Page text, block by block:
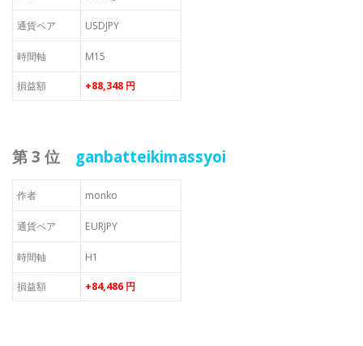
通貨ペア USDJPY
時間軸 M15
損益額 +88,348 円
第 3 位 ganbatteikimassyoi
作者 monko
通貨ペア EURJPY
時間軸 H1
損益額 +84,486 円